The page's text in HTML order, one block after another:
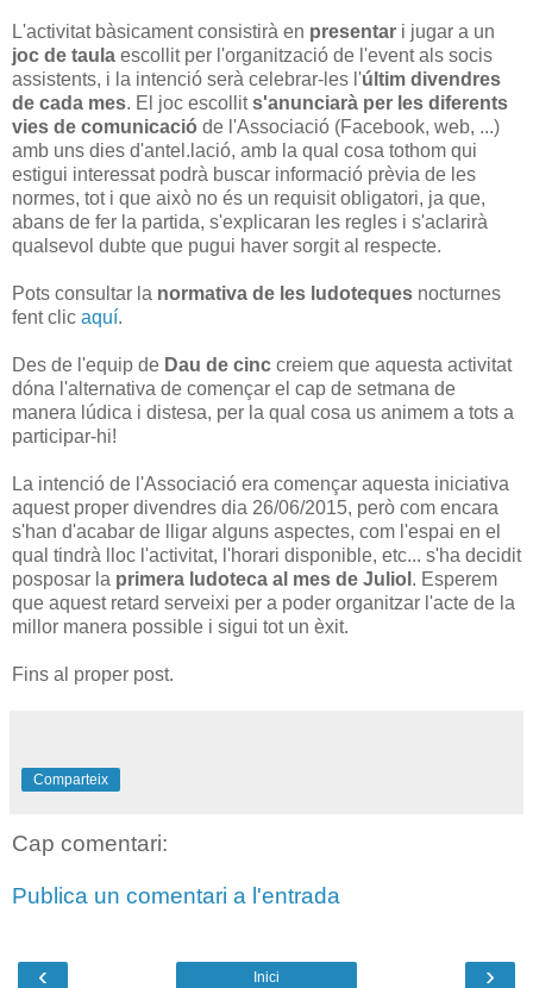
L'activitat bàsicament consistirà en presentar i jugar a un
joc de taula escollit per l'organització de l'event als socis
assistents, i la intenció serà celebrar-les l'últim divendres
de cada mes. El joc escollits'anunciarà per les diferents
vies de comunicació de l'Associació (Facebook, web, ...)
amb uns dies d'antel.lació, amb la qual cosa tothom qui
estigui interessat podrà buscar informació prèvia de les
normes, tot i que això no és un requisit obligatori, ja que,
abans de fer la partida, s'explicaran les regles i s'aclarirà
qualsevol dubte que pugui haver sorgit al respecte.
Pots consultar la normativa de les ludoteques nocturnes
fent clic aquí.
Des de l'equip de Dau de cinc creiem que aquesta activitat
dóna l'alternativa de començar el cap de setmana de
manera lúdica i distesa, per la qual cosa us animem a tots a
participar-hi!
La intenció de l'Associació era començar aquesta iniciativa
aquest proper divendres dia 26/06/2015, però com encara
s'han d'acabar de lligar alguns aspectes, com l'espai en el
qual tindrà lloc l'activitat, l'horari disponible, etc... s'ha decidit
posposar la primera ludoteca al mes de Juliol . Esperem
que aquest retard serveixi per a poder organitzar l'acte de la
millor manera possible i sigui tot un èxit.
Fins al proper post.
Comparteix
Cap comentari:
Publica un comentari a l'entrada
‹ ›
Inici